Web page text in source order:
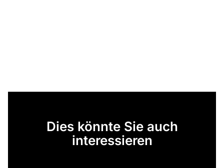
Dies könnte Sie auch
interessieren